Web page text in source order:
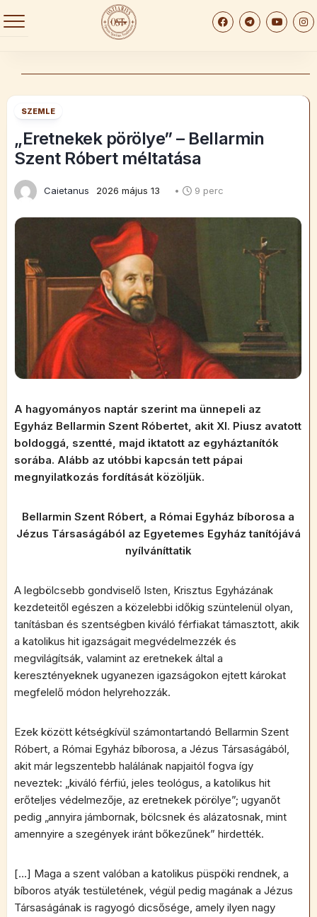
to
SZEMLE
„Eretnekek pörölye” – Bellarmin
Szent Róbert méltatása
Caietanus 2026 május 13 • 9 perc
A hagyományos naptár szerint ma ünnepeli az
Egyház Bellarmin Szent Róbertet, akit XI. Piusz avatott
boldoggá, szentté, majd iktatott az egyháztanítók
sorába. Alább az utóbbi kapcsán tett pápai
megnyilatkozás fordítását közöljük.
Bellarmin Szent Róbert, a Római Egyház bíborosa a
Jézus Társaságából az Egyetemes Egyház tanítójává
nyílváníttatik
A legbölcsebb gondviselő Isten, Krisztus Egyházának
kezdeteitől egészen a közelebbi időkig szüntelenül olyan,
tanításban és szentségben kiváló férfiakat támasztott, akik
a katolikus hit igazságait megvédelmezzék és
megvilágítsák, valamint az eretnekek által a
keresztényeknek ugyanezen igazságokon ejtett károkat
megfelelő módon helyrehozzák.
Ezek között kétségkívül számontartandó Bellarmin Szent
Róbert, a Római Egyház bíborosa, a Jézus Társaságából,
akit már legszentebb halálának napjaitól fogva így
neveztek: „kiváló férfiú, jeles teológus, a katolikus hit
erőteljes védelmezője, az eretnekek pörölye”; ugyanőt
pedig „annyira jámbornak, bölcsnek és alázatosnak, mint
amennyire a szegények iránt bőkezűnek” hirdették.
[…] Maga a szent valóban a katolikus püspöki rendnek, a
bíboros atyák testületének, végül pedig magának a Jézus
Társaságának is ragyogó dicsősége, amely ilyen nagy